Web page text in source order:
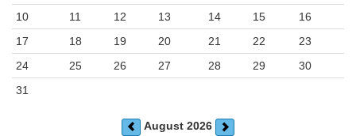
10
11 12 13 14 15
16
17
18 19 20 21 22
23
24
25 26 27 28 29
30
31
August 2026